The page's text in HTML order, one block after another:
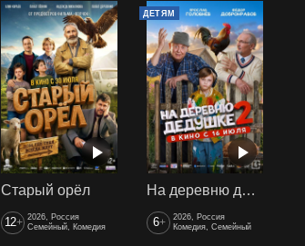
Старый орёл
12+ 2026, Россия
Семейный, Комедия
ДЕТЯМ
На деревню дедушке 2
6+
2026, Россия
Комедия, Семейный